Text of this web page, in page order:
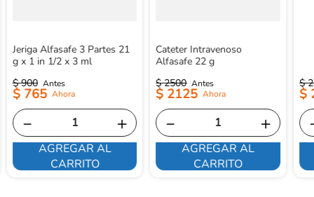
Jeriga Alfasafe 3 Partes 21
g x 1 in 1/2 x 3 ml
$ 900
$ 765
＋
－
AGREGAR AL
CARRITO
Cateter Intravenoso
Alfasafe 22 g
$ 2500
$ 2125
＋
－
AGREGAR AL
CARRITO
$
$